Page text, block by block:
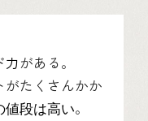
力がある。
たくさんかか
値段は高い。